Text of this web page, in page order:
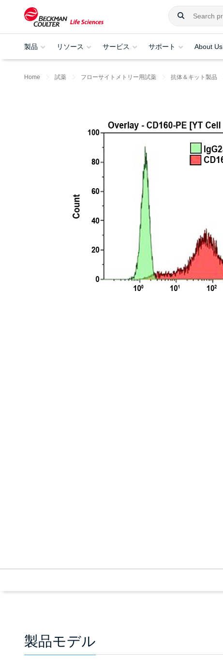
製品 リソース サービス サポート About Us
Home 試薬 フローサイトメトリー用試薬 抗体＆キット製品
製品モデル